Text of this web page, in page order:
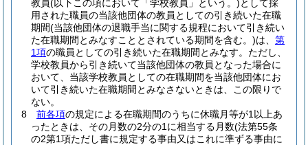
教員(以下この項において「学校教員」という。)として採
用された職員の当該他団体の教員としての引き続いた在職
期間(当該他団体の退職手当に関する規程において引き続い
た在職期間とみなすこととされている期間を含む。)は、 第
1項の職員としての引き続いた在職期間とみなす。 ただし、
学校教員から引き続いて当該他団体の教員となった場合に
おいて、当該学校教員としての在職期間を当該他団体にお
いて引き続いた在職期間とみなさないときは、この限りで
ない。
8
前各項の規定による在職期間のうちに休職月等が1以上あ
ったときは、その月数の2分の1に相当する月数(法第55条
の2第1項ただし書に規定する事由又はこれに準ずる事由に